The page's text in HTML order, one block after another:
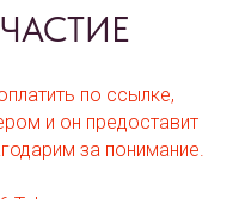
по ссылке,
и он предоставит
за понимание.